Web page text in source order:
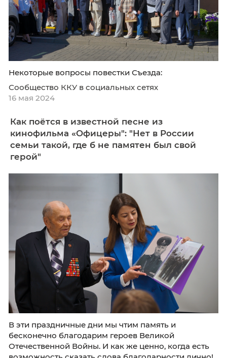
организаций, членов Союза
ССУЗ России «Колледжи 2.0
будущего»
Некоторые вопросы повестки Съезда:
Сообщество ККУ в социальных сетях
16 мая 2024
Как поётся в известной песне из
кинофильма «Офицеры": "Нет в
семьи такой, где б не памятен был
герой"